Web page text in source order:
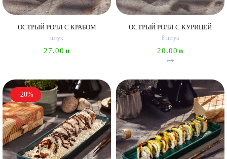
ОСТРЫЙ РОЛЛ С КРАБОМ
штук
27.00 n
ОСТРЫЙ РОЛЛ С КУРИЦЕЙ
8 штук
20.00 n
25
-20%